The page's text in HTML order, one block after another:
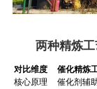
两种精炼
对比维度 催化精炼
核心原理
催化剂辅